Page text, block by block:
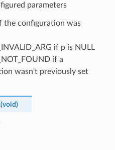
parameters
the configuration was
if p is NULL
if a
wasn't previously set
(void)